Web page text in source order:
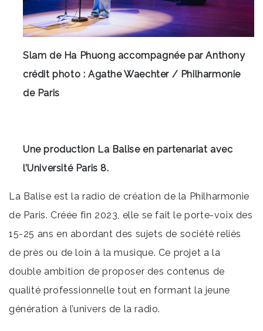
Slam de Ha Phuong accompagnée par Anthony
crédit photo : Agathe Waechter / Philharmonie
de Paris
Une production La Balise en partenariat avec
l’Université Paris 8.
La Balise est la radio de création de la Philharmonie
de Paris. Créée fin 2023, elle se fait le porte-voix des
15-25 ans en abordant des sujets de société reliés
de près ou de loin à la musique. Ce projet a la
double ambition de proposer des contenus de
qualité professionnelle tout en formant la jeune
génération à l’univers de la radio.